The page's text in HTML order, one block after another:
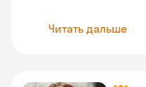
Читать дальше